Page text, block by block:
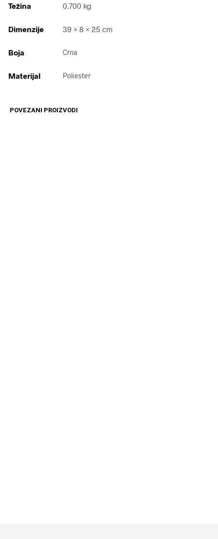
Težina 0.700 kg
Dimenzije 39 × 8 × 25 cm
Boja Crna
Materijal Poliester
POVEZANI PROIZVODI